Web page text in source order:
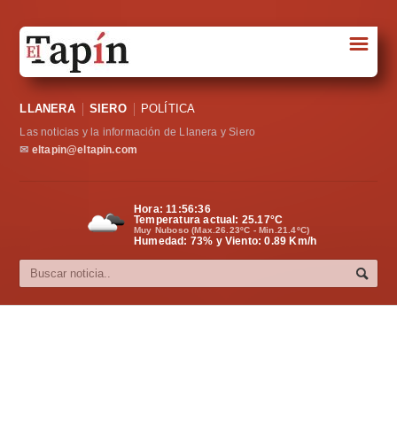
Sociedad
Política
Cultura
☰
LLANERA SIERO POLÍTICA
Las noticias y la información de Llanera y Siero
✉ eltapin@eltapin.com
Hora:11:56:36
Temperatura actual: 25.17°C
Muy Nuboso (Max.26.23ºC - Min.21.4ºC)
Humedad: 73% y Viento: 0.89 Km/h